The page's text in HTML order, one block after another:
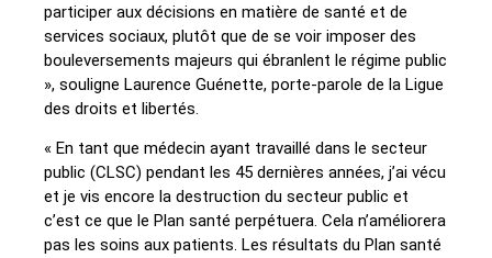
participer aux décisions en matière de santé et de
services sociaux, plutôt que de se voir imposer des
bouleversements majeurs qui ébranlent le régime public
», souligne Laurence Guénette, porte-parole de la Ligue
des droits et libertés.
« En tant que médecin ayant travaillé dans le secteur
public (CLSC) pendant les 45 dernières années, j’ai vécu
et je vis encore la destruction du secteur public et
c’est ce que le Plan santé perpétuera. Cela n’améliorera
pas les soins aux patients. Les résultats du Plan santé